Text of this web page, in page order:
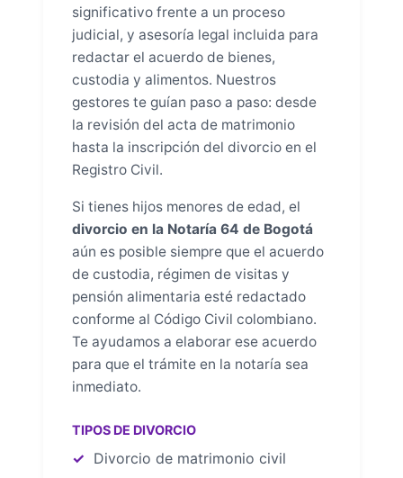
significativo frente a un proceso
judicial, y asesoría legal incluida para
redactar el acuerdo de bienes,
custodia y alimentos. Nuestros
gestores te guían paso a paso: desde
la revisión del acta de matrimonio
hasta la inscripción del divorcio en el
Registro Civil.
Si tienes hijos menores de edad, el
divorcio en la Notaría 64 de Bogotá
aún es posible siempre que el acuerdo
de custodia, régimen de visitas y
pensión alimentaria esté redactado
conforme al Código Civil colombiano.
Te ayudamos a elaborar ese acuerdo
para que el trámite en la notaría sea
inmediato.
TIPOS DE DIVORCIO
Divorcio de matrimonio civil